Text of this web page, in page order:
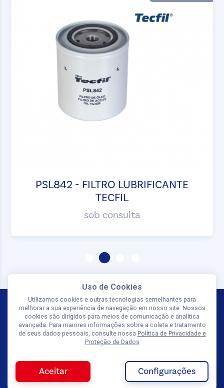
PSL842 - FILTRO LUBRIFICANTE
TECFIL
sob consulta
SIGA-NOS
Olá, tudo bem? Quer receber uma
proposta personalizada?
Uso de Cookies
Utilizamos cookies e outras tecnologias semelhantes para
melhorar a sua experiência de navegação em nosso site. Nossos
cookies são dirigidos para meios de comunicação e analítica
avançada. Para maiores informações sobre a coleta e tratamento
de seus dados pessoais, consulte nossa Política de Privacidade e
Proteção de Dados
Aceitar Configurações